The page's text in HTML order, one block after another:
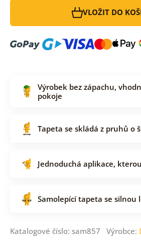
VLOŽIT DO
Výrobek bez zápachu,
pokoje
Tapeta se skládá z pruhů o
Jednoduchá aplikace,
Samolepící tapeta se silnou
Katalogové číslo: sam857 Výrobce: